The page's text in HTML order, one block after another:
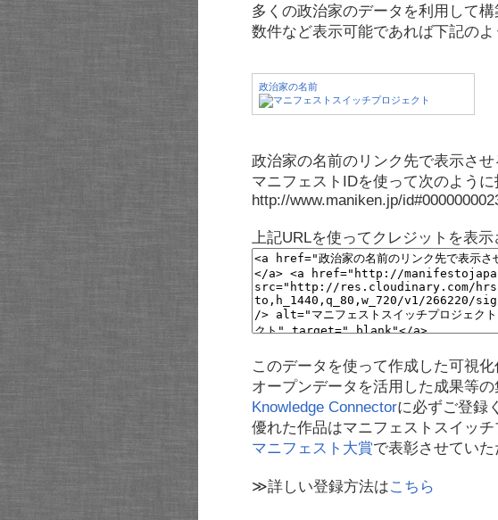
多くの政治家のデータを利用して
数件など表示可能であれば下記の
政治家の名前
政治家の名前のリンク先で表示させ
マニフェストIDを使って次のように
http://www.maniken.jp/
上記URLを使ってクレジットを表示
このデータを使って作成した可視
オープンデータを活用した成果等の
Knowledge Connectorに必ずご登録
優れた作品はマニフェストスイッ
マニフェスト大賞で表彰させていた
≫詳しい登録方法はこちら